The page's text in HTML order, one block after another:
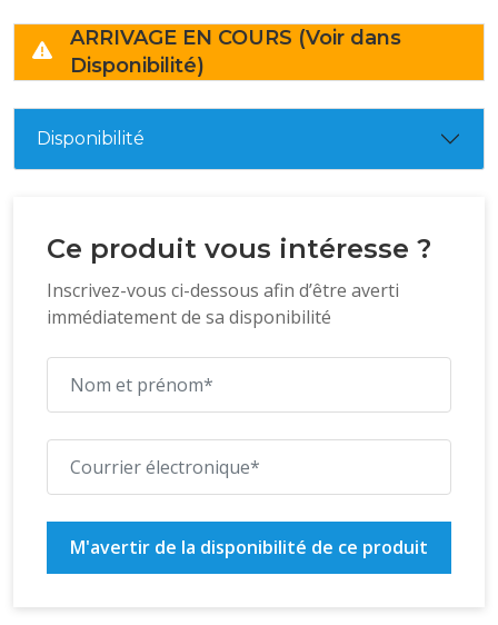
ARRIVAGE EN COURS (Voir dans
Disponibilité)
Disponibilité
Ce produit vous intéresse ?
Inscrivez-vous ci-dessous afin d’être averti
immédiatement de sa disponibilité
M'avertir de la disponibilité de ce produit